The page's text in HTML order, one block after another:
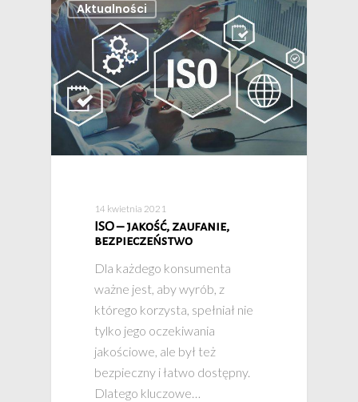
Aktualności
14 kwietnia 2021
ISO – jakość, zaufanie,
bezpieczeństwo
Dla każdego konsumenta
ważne jest, aby wyrób, z
którego korzysta, spełniał nie
tylko jego oczekiwania
jakościowe, ale był też
bezpieczny i łatwo dostępny.
Dlatego kluczowe…